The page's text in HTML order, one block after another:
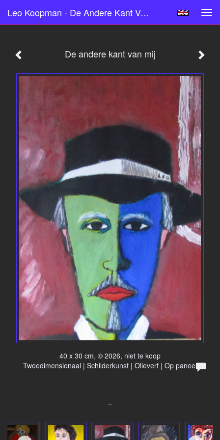
Leo Koopman - De Andere Kant Van Mij
De andere kant van mij
40 x 30 cm, © 2026, niet te koop
Tweedimensionaal | Schilderkunst | Olieverf | Op paneel
..